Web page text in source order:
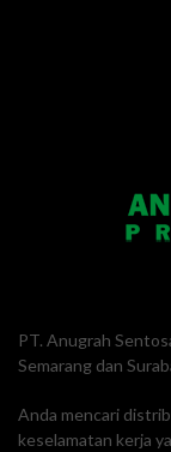
PT. Anugrah
Semarang dan
Anda mencari
keselamatan kerja